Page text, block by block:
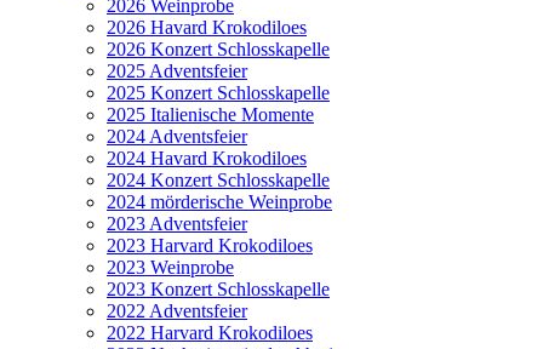
2026 Weinprobe
2026 Havard Krokodiloes
2026 Konzert Schlosskapelle
2025 Adventsfeier
2025 Konzert Schlosskapelle
2025 Italienische Momente
2024 Adventsfeier
2024 Havard Krokodiloes
2024 Konzert Schlosskapelle
2024 mörderische Weinprobe
2023 Adventsfeier
2023 Harvard Krokodiloes
2023 Weinprobe
2023 Konzert Schlosskapelle
2022 Adventsfeier
2022 Harvard Krokodiloes